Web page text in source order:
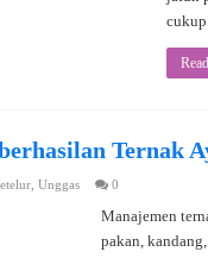
Ternak
Unggas 0
Manajemen
pakan,